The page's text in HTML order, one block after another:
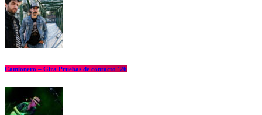
Camionero – Gira Pruebas de contacto ´26